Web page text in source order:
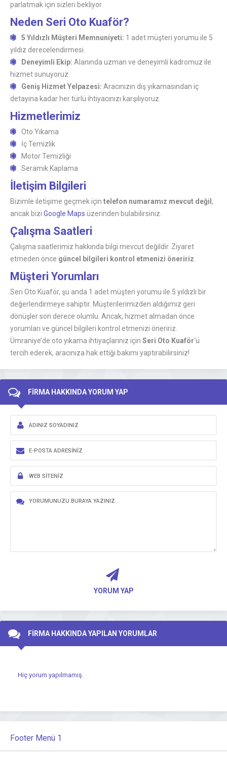
parlatmak için sizleri bekliyor.
Neden Seri Oto Kuaför?
5 Yıldızlı Müşteri Memnuniyeti: 1 adet müşteri yorumu ile 5
yıldız derecelendirmesi.
Deneyimli Ekip: Alanında uzman ve deneyimli kadromuz ile
hizmet sunuyoruz.
Geniş Hizmet Yelpazesi: Aracınızın dış yıkamasından iç
detayına kadar her türlü ihtiyacınızı karşılıyoruz.
Hizmetlerimiz
Oto Yıkama
İç Temizlik
Motor Temizliği
Seramik Kaplama
İletişim Bilgileri
Bizimle iletişime geçmek için telefon numaramız mevcut değil ,
ancak bizi Google Maps üzerinden bulabilirsiniz.
Çalışma Saatleri
Çalışma saatlerimiz hakkında bilgi mevcut değildir. Ziyaret
etmeden önce güncel bilgileri kontrol etmenizi öneririz
Müşteri Yorumları
Seri Oto Kuaför, şu anda 1 adet müşteri yorumu ile 5 yıldızlı bir
değerlendirmeye sahiptir. Müşterilerimizden aldığımız geri
dönüşler son derece olumlu. Ancak, hizmet almadan önce
yorumları ve güncel bilgileri kontrol etmenizi öneririz.
Ümraniye’de oto yıkama ihtiyaçlarınız için Seri Oto Kuaför‘ü
tercih ederek, aracınıza hak ettiği bakımı yaptırabilirsiniz!
FİRMA HAKKINDA YORUM YAP
YORUM YAP
FİRMA HAKKINDA YAPILAN YORUMLAR
Hiç yorum yapılmamış.
Footer Menü 1